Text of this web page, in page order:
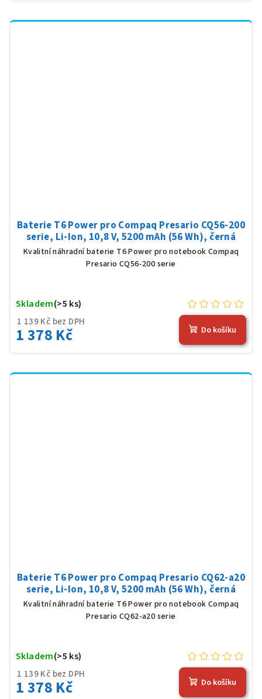
Baterie T6 Power pro Compaq Presario CQ56-200
serie, Li-Ion, 10,8 V, 5200 mAh (56 Wh), černá
Kvalitní náhradní baterie T6 Power pro notebook Compaq
Presario CQ56-200 serie
1 139 Kč bez DPH
1 378 Kč
Skladem(>5 ks)
Do košíku
Baterie T6 Power pro Compaq Presario CQ62-a20
serie, Li-Ion, 10,8 V, 5200 mAh (56 Wh), černá
Kvalitní náhradní baterie T6 Power pro notebook Compaq
Presario CQ62-a20 serie
1 139 Kč bez DPH
1 378 Kč
Skladem(>5 ks)
Do košíku